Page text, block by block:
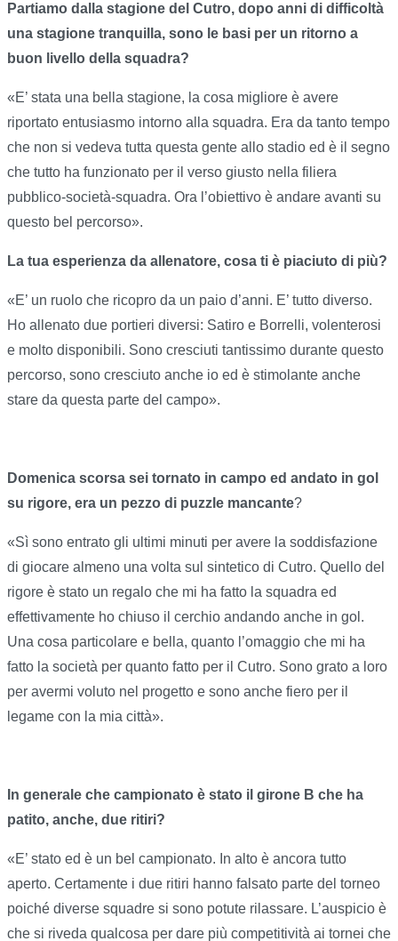
Partiamo dalla stagione del Cutro, dopo anni di difficoltà
una stagione tranquilla, sono le basi per un ritorno a
buon livello della squadra?
«E’ stata una bella stagione, la cosa migliore è avere
riportato entusiasmo intorno alla squadra. Era da tanto tempo
che non si vedeva tutta questa gente allo stadio ed è il segno
che tutto ha funzionato per il verso giusto nella filiera
pubblico-società-squadra. Ora l’obiettivo è andare avanti su
questo bel percorso».
La tua esperienza da allenatore, cosa ti è piaciuto di più?
«E’ un ruolo che ricopro da un paio d’anni. E’ tutto diverso.
Ho allenato due portieri diversi: Satiro e Borrelli, volenterosi
e molto disponibili. Sono cresciuti tantissimo durante questo
percorso, sono cresciuto anche io ed è stimolante anche
stare da questa parte del campo».
Domenica scorsa sei tornato in campo ed andato in gol
su rigore, era un pezzo di puzzle mancante?
«Sì sono entrato gli ultimi minuti per avere la soddisfazione
di giocare almeno una volta sul sintetico di Cutro. Quello del
rigore è stato un regalo che mi ha fatto la squadra ed
effettivamente ho chiuso il cerchio andando anche in gol.
Una cosa particolare e bella, quanto l’omaggio che mi ha
fatto la società per quanto fatto per il Cutro. Sono grato a loro
per avermi voluto nel progetto e sono anche fiero per il
legame con la mia città».
In generale che campionato è stato il girone B che ha
patito, anche, due ritiri?
«E’ stato ed è un bel campionato. In alto è ancora tutto
aperto. Certamente i due ritiri hanno falsato parte del torneo
poiché diverse squadre si sono potute rilassare. L’auspicio è
che si riveda qualcosa per dare più competitività ai tornei che